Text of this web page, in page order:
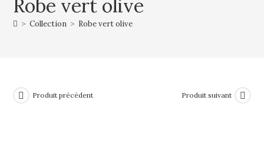
Robe vert olive
> Collection > Robe vert olive
Produit précédent Produit suivant